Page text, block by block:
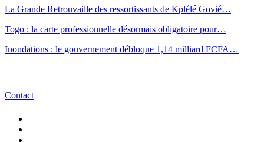
La Grande Retrouvaille des ressortissants de Kplélé Govié…
Togo : la carte professionnelle désormais obligatoire pour…
Inondations : le gouvernement débloque 1,14 milliard FCFA…
Contact